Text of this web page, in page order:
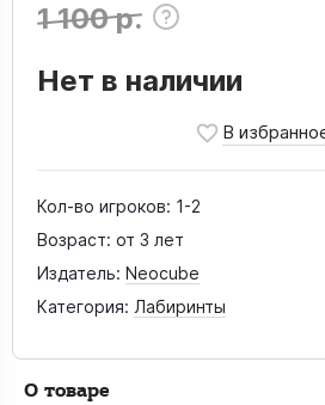
1 100 р.
Нет в наличии
Кол-во игроков: 1-2
Возраст: от 3 лет
Издатель: Neocube
Категория: Лабиринты
О товаре